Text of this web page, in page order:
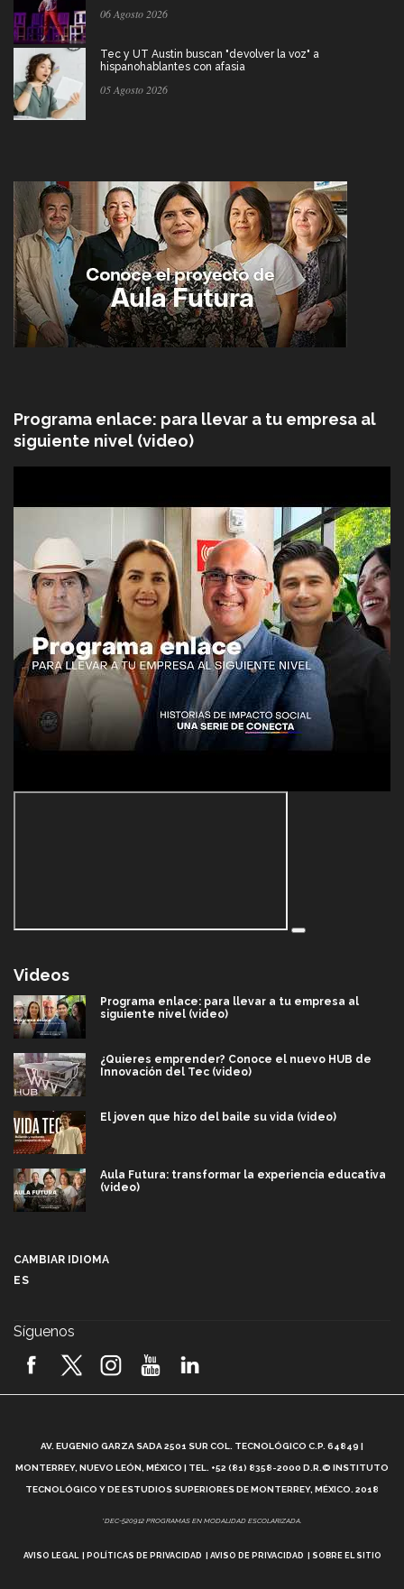
06 Agosto 2026
Tec y UT Austin buscan "devolver la voz" a
hispanohablantes con afasia
05 Agosto 2026
Programa enlace: para llevar a tu empresa al
siguiente nivel (video)
Videos
Programa enlace: para llevar a tu empresa al
siguiente nivel (video)
¿Quieres emprender? Conoce el nuevo HUB de
Innovación del Tec (video)
El joven que hizo del baile su vida (video)
Aula Futura: transformar la experiencia educativa
(video)
2026! (video)
¿Cómo es el Modelo Educativo Tec? (video)
Vida Tec: Feminismo e Inteligencia Artificial, Paola
CAMBIAR IDIOMA
ES
Síguenos
AV. EUGENIO GARZA SADA 2501 SUR COL. TECNOLÓGICO C.P. 64849 |
MONTERREY, NUEVO LEÓN, MÉXICO | TEL. +52 (81) 8358-2000 D.R.© INSTITUTO
TECNOLÓGICO Y DE ESTUDIOS SUPERIORES DE MONTERREY, MÉXICO. 2018
*DEC-520912 PROGRAMAS EN MODALIDAD ESCOLARIZADA.
AVISO LEGAL POLÍTICAS DE PRIVACIDAD AVISO DE PRIVACIDAD SOBRE EL SITIO